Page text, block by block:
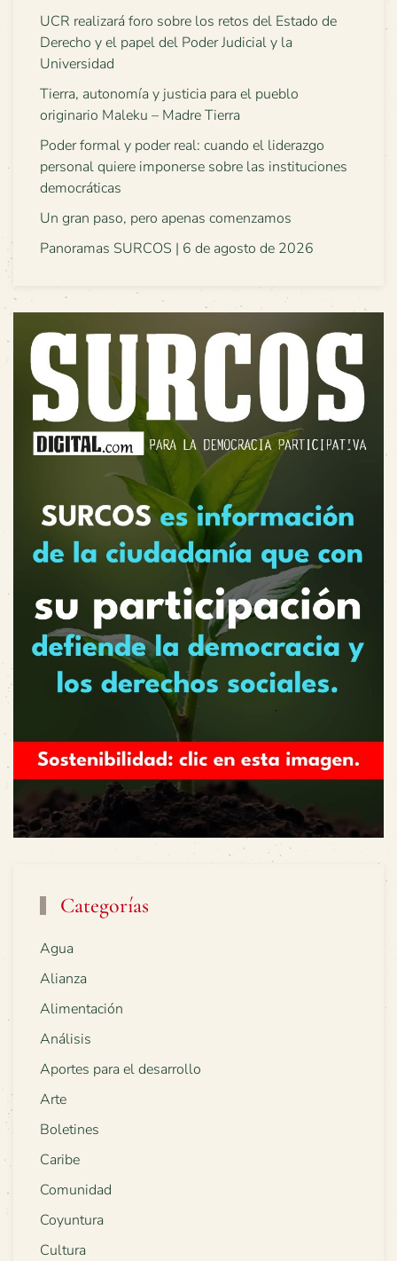
UCR realizará foro sobre los retos del Estado de
Derecho y el papel del Poder Judicial y la
Universidad
Tierra, autonomía y justicia para el pueblo
originario Maleku – Madre Tierra
Poder formal y poder real: cuando el liderazgo
personal quiere imponerse sobre las instituciones
democráticas
Un gran paso, pero apenas comenzamos
Panoramas SURCOS | 6 de agosto de 2026
Categorías
Agua
Alianza
Alimentación
Análisis
Aportes para el desarrollo
Arte
Boletines
Caribe
Comunidad
Coyuntura
Cultura